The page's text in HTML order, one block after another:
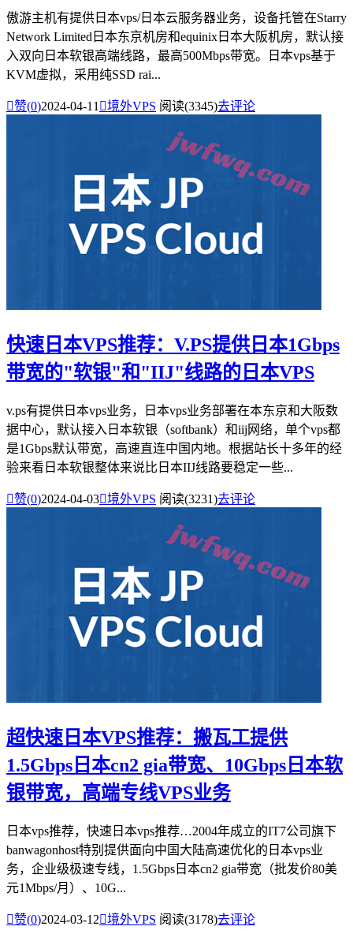
傲游主机有提供日本vps/日本云服务器业务，设备托管在Starry
Network Limited日本东京机房和equinix日本大阪机房，默认接
入双向日本软银高端线路，最高500Mbps带宽。日本vps基于
KVM虚拟，采用纯SSD rai...
赞(0)2024-04-11 境外VPS 阅读(3345)去评论
快速日本VPS推荐：V.PS提供日本1Gbps
带宽的"软银"和"IIJ"线路的日本VPS
v.ps有提供日本vps业务，日本vps业务部署在本东京和大阪数
据中心，默认接入日本软银（softbank）和iij网络，单个vps都
是1Gbps默认带宽，高速直连中国内地。根据站长十多年的经
验来看日本软银整体来说比日本IIJ线路要稳定一些...
赞(0)2024-04-03境外VPS 阅读(3231)去评论
超快速日本VPS推荐：搬瓦工提供
1.5Gbps日本cn2 gia带宽、10Gbps日本软
银带宽，高端专线VPS业务
日本vps推荐，快速日本vps推荐…2004年成立的IT7公司旗下
banwagonhost特别提供面向中国大陆高速优化的日本vps业
务，企业级极速专线，1.5Gbps日本cn2 gia带宽（批发价80美
元1Mbps/月）、10G...
赞(0)2024-03-12境外VPS 阅读(3178)去评论